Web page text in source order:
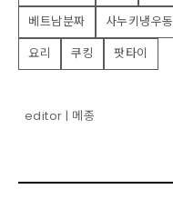
베트남분짜
사누키냉우동
요리
쿠킹 팟타이
editor | 메종